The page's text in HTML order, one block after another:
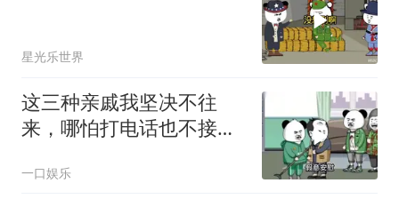
星光乐世界
这三种亲戚我坚决不往
来，哪怕打电话也不接，
一口娱乐